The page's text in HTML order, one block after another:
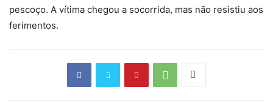
pescoço. A vítima chegou a socorrida, mas não resistiu aos
ferimentos.